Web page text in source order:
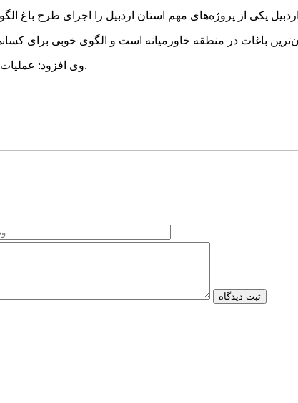
وی افزود: عملیات اجرای ۱۵۰ هکتار از این باغ انجام شده و مابقی هم امسال اجرا خواهد شد.